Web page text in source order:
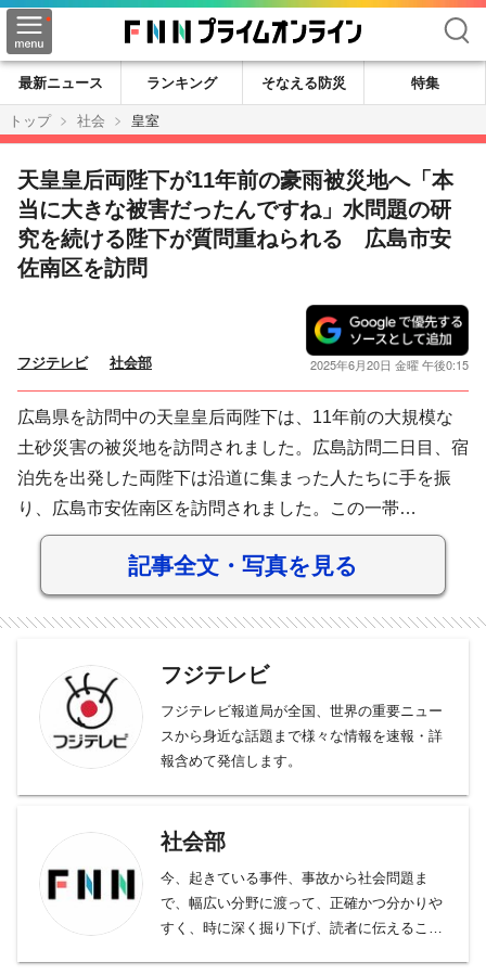
検索
最新ニュース ランキング そなえる防災
特集
トップ
社会 皇室
天皇皇后両陛下が11年前の豪雨被災地へ「本
当に大きな被害だったんですね」水問題の研
究を続ける陛下が質問重ねられる 広島市安
佐南区を訪問
フジテレビ 社会部 2025年6月20日 金曜 午後0:15
広島県を訪問中の天皇皇后両陛下は、11年前の大規模な
土砂災害の被災地を訪問されました。広島訪問二日目、宿
泊先を出発した両陛下は沿道に集まった人たちに手を振
り、広島市安佐南区を訪問されました。この一帯…
記事全文・写真を見る
フジテレビ
フジテレビ報道局が全国、世界の重要ニュー
スから身近な話題まで様々な情報を速報・詳
報含めて発信します。
社会部
今、起きている事件、事故から社会問題ま
で、幅広い分野に渡って、正確かつ分かりや
すく、時に深く掘り下げ、読者に伝えること